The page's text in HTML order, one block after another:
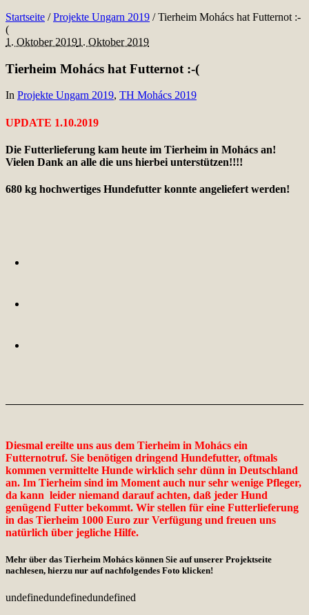
Startseite /Projekte Ungarn 2019 /Tierheim Mohács hat Futternot :-
(
1. Oktober 20191. Oktober 2019
Tierheim Mohács hat Futternot :-(
In Projekte Ungarn 2019, TH Mohács 2019
UPDATE 1.10.2019
Die Futterlieferung kam heute im Tierheim in Mohács an!
Vielen Dank an alle die uns hierbei unterstützen!!!!
680 kg hochwertiges Hundefutter konnte angeliefert werden!
Diesmal ereilte uns aus dem Tierheim in Mohács ein
Futternotruf. Sie benötigen dringend Hundefutter, oftmals
kommen vermittelte Hunde wirklich sehr dünn in Deutschland
an. Im Tierheim sind im Moment auch nur sehr wenige Pfleger,
da kann leider niemand darauf achten, daß jeder Hund
genügend Futter bekommt. Wir stellen für eine Futterlieferung
in das Tierheim 1000 Euro zur Verfügung und freuen uns
natürlich über jegliche Hilfe.
Mehr über das Tierheim Mohács können Sie auf unserer Projektseite
nachlesen, hierzu nur auf nachfolgendes Foto klicken!
undefinedundefinedundefined